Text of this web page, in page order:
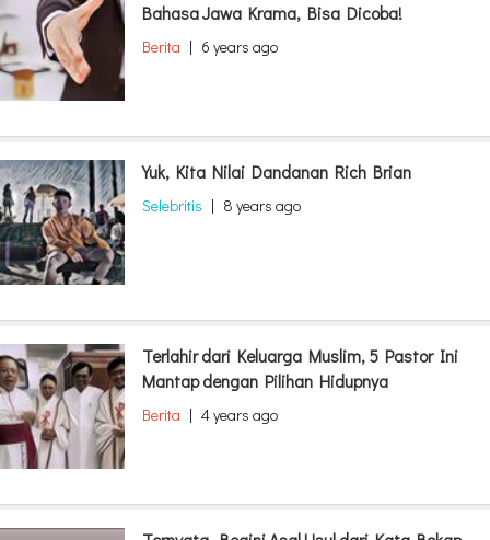
Bahasa Jawa Krama, Bisa Dicoba!
Berita | 6 years ago
Yuk, Kita Nilai Dandanan Rich Brian
Selebritis | 8 years ago
Terlahir dari Keluarga Muslim, 5 Pastor Ini
Mantap dengan Pilihan Hidupnya
Berita | 4 years ago